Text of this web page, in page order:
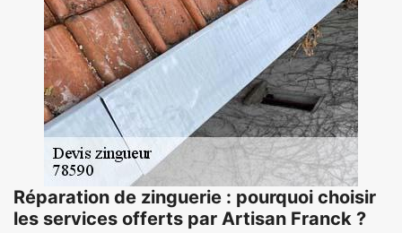
Réparation de zinguerie : pourquoi choisir
les services offerts par Artisan Franck ?